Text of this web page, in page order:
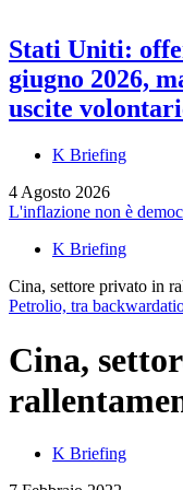
Stati Uniti:
giugno 2026,
uscite
K Briefing
4 Agosto 2026
L'inflazione non è
K Briefing
Cina, settore privato in
Petrolio, tra
Cina,
K Briefing